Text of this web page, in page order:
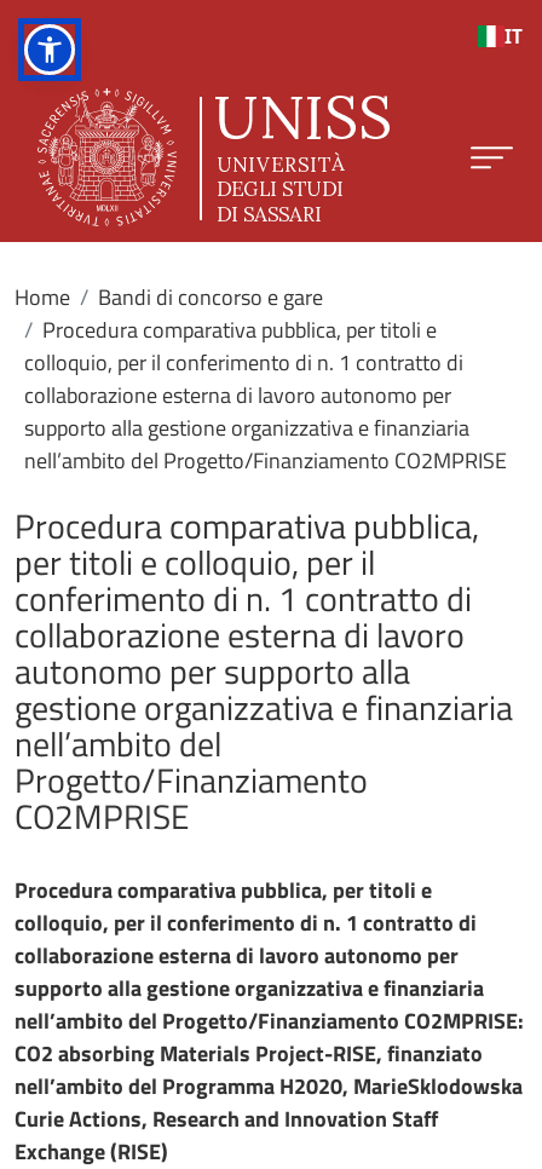
IT
Home
Bandi di concorso e gare
Procedura comparativa pubblica, per titoli e
colloquio, per il conferimento di n. 1 contratto di
collaborazione esterna di lavoro autonomo per
supporto alla gestione organizzativa e finanziaria
nell’ambito del Progetto/Finanziamento CO2MPRISE
Procedura comparativa pubblica,
per titoli e colloquio, per il
conferimento di n. 1 contratto di
collaborazione esterna di lavoro
autonomo per supporto alla
gestione organizzativa e finanziaria
nell’ambito del
Progetto/Finanziamento
CO2MPRISE
Procedura comparativa pubblica, per titoli e
colloquio, per il conferimento di n. 1 contratto di
collaborazione esterna di lavoro autonomo per
supporto alla gestione organizzativa e finanziaria
nell’ambito del Progetto/Finanziamento CO2MPRISE:
CO2 absorbing Materials Project-RISE, finanziato
nell’ambito del Programma H2020, MarieSklodowska
Curie Actions, Research and Innovation Staff
Exchange (RISE)